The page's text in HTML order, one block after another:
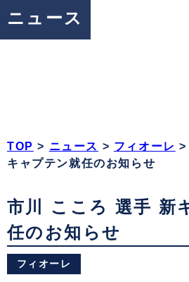
ニュース
TOP > ニュース > フィオーレ >
キャプテン就任のお知らせ
市川 こころ 選手 新
任のお知らせ
フィオーレ